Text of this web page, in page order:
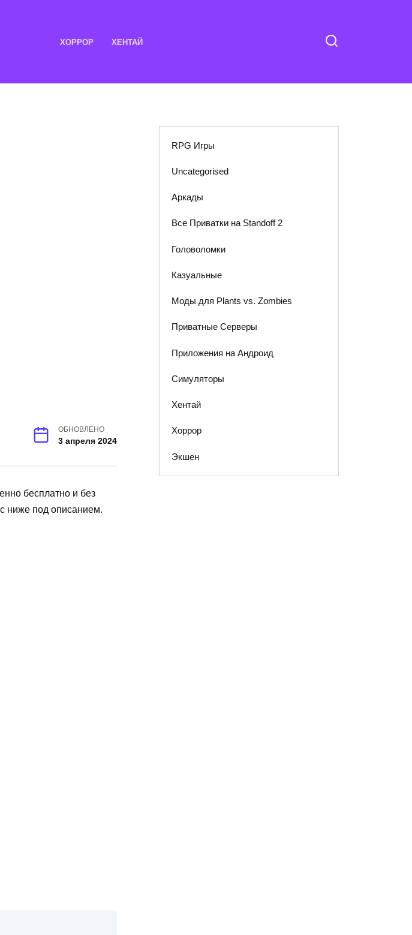
ХОРРОР ХЕНТАЙ
ОБНОВЛЕНО
3 апреля 2024
бесплатно и без
ниже под описанием.
RPG Игры
Uncategorised
Аркады
Все Приватки на Standoff 2
Головоломки
Казуальные
Моды для Plants vs. Zombies
Приватные Серверы
Приложения на Андроид
Симуляторы
Хентай
Хоррор
Экшен